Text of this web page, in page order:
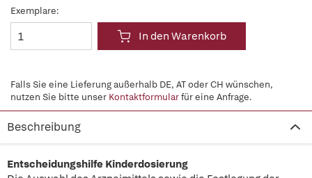
Exemplare:
In den Warenkorb
Falls Sie eine Lieferung außerhalb DE, AT oder CH wünschen,
nutzen Sie bitte unser Kontaktformularfür eine Anfrage.
Beschreibung
Entscheidungshilfe Kinderdosierung